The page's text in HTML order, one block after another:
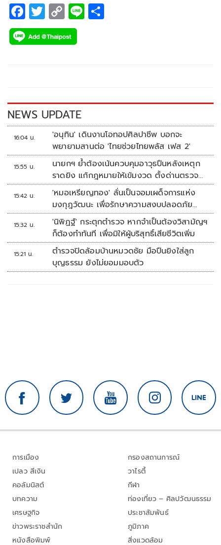
F
ac
e
k
T
wi
tt
C
o
p
k
Li
NEWS UPDATE
16:04 น.
'อนุทิน' เดินงานโอทอปศิลปาชีพ บอกจะ
พยายามสานต่อ 'ไทยช่วยไทยพลัส เฟส 2'
15:55 น.
นายกฯ ย้ำต้องเน้นควบคุมอาวุธปืนหลังเหตุก
ราดยิง แก้กฎหมายให้เข้มงวด ตั้งด่านตรวจ
เพิ่ม
15:42 น.
'หมอเหรียญทอง' ลั่นเป็นจอมเผด็จการแห่ง
มงกุฎวัฒนะ เพื่อรักษาความสงบปลอดภัย
ภายในรพ.
15:32 น.
'นิพิฏฐ์' กระตุกตำรวจ หากจำเป็นต้องวิสามัญฯ
ก็ต้องทำทันที เพื่อมิให้ผู้บริสุทธิ์เสียชีวิตเพิ่ม
15:21 น.
ตำรวจปิดล้อมบ้านหมวดชัย มือปืนยิงใส่ลูก
บุญธรรม ยังไม่ยอมมอบตัว
การเมือง
เปลว สีเงิน
คอลัมนิสต์
บทความ
เศรษฐกิจ
ข่าวพระราชสำนัก
หนังสือพิมพ์
กรองสถานการณ์
วาไรตี้
กีฬา
ท่องเที่ยว – ศิลปวัฒนธรรม
ประชาสัมพันธ์
ภูมิภาค
สิ่งแวดล้อม